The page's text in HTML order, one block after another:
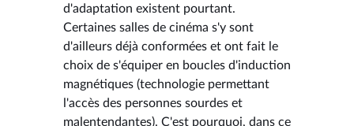
d'adaptation existent pourtant.
Certaines salles de cinéma s'y sont
d'ailleurs déjà conformées et ont fait le
choix de s'équiper en boucles d'induction
magnétiques (technologie permettant
l'accès des personnes sourdes et
malentendantes). C'est pourquoi, dans ce